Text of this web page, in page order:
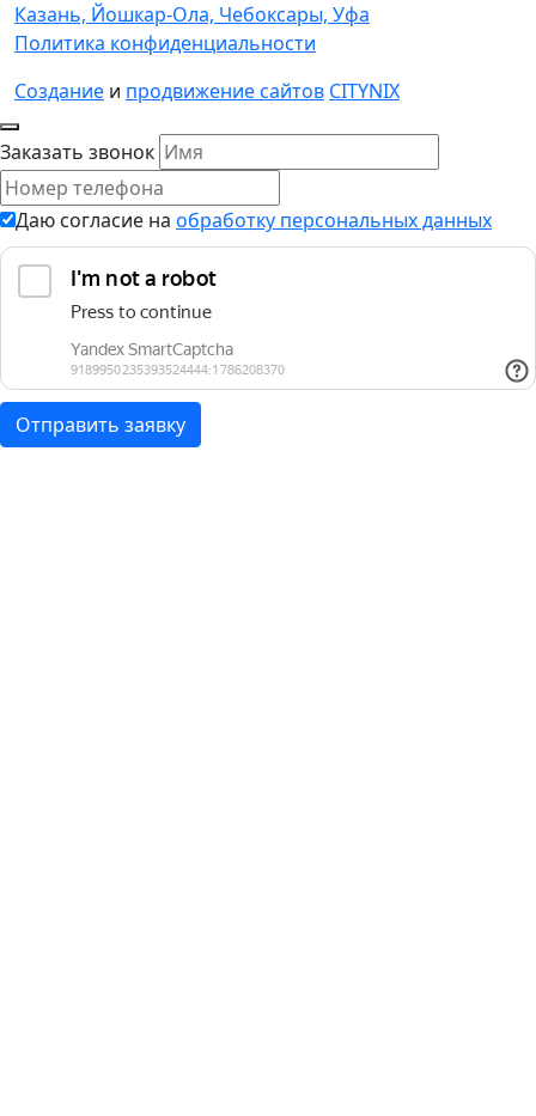
Казань, Йошкар-Ола, Чебоксары, Уфа
Политика конфиденциальности
Создание и продвижение сайтов CITYNIX
Заказать звонок
Даю согласие на обработку персональных данных